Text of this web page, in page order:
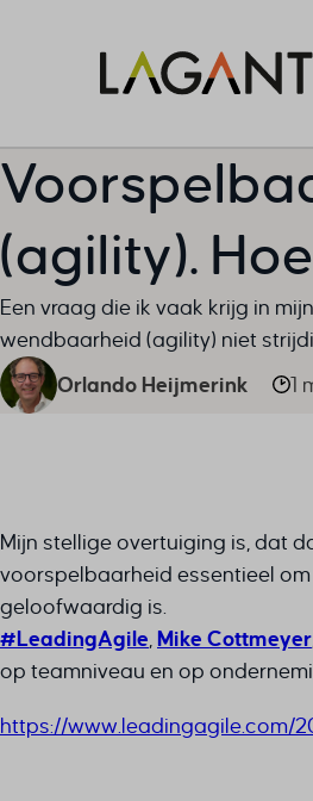
(agility).
Een vraag die ik vaak krijg in
wendbaarheid (agility) niet
Orlando Heijmerink
1
Mijn stellige overtuiging is, dat
voorspelbaarheid essentieel
geloofwaardig is.
#LeadingAgile Mike Cottmeyer
op teamniveau en op
https://www.leadingagile.com/